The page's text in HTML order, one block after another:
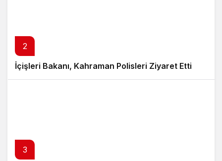
2
İçişleri Bakanı, Kahraman Polisleri Ziyaret Etti
3